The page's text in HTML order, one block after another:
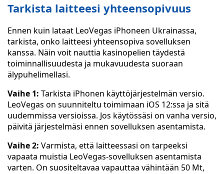
Tarkista laitteesi yhteensopivuus
Ennen kuin lataat LeoVegas iPhoneen Ukrainassa,
tarkista, onko laitteesi yhteensopiva sovelluksen
kanssa. Näin voit nauttia kasinopelien täydestä
toiminnallisuudesta ja mukavuudesta suoraan
älypuhelimellasi.
Vaihe 1: Tarkista iPhonen käyttöjärjestelmän versio.
LeoVegas on suunniteltu toimimaan iOS 12:ssa ja sitä
uudemmissa versioissa. Jos käytössäsi on vanha versio,
päivitä järjestelmäsi ennen sovelluksen asentamista.
Vaihe 2: Varmista, että laitteessasi on tarpeeksi
vapaata muistia LeoVegas-sovelluksen asentamista
varten. On suositeltavaa vapauttaa vähintään 50 Mt,